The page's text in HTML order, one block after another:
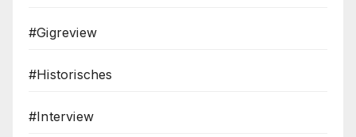
#Gigreview
#Historisches
#Interview